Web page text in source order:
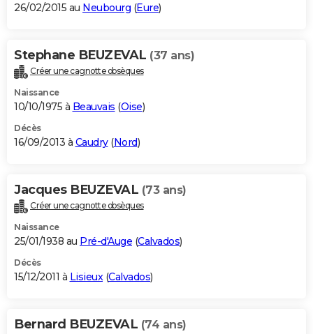
26/02/2015 au Neubourg (Eure)
Stephane BEUZEVAL (37 ans)
Créer une cagnotte obsèques
Naissance
10/10/1975 à Beauvais (Oise)
Décès
16/09/2013 à Caudry(Nord)
Jacques BEUZEVAL (73 ans)
Créer une cagnotte obsèques
Naissance
25/01/1938 au Pré-d'Auge (Calvados)
Décès
15/12/2011 à Lisieux(Calvados)
Bernard BEUZEVAL (74 ans)